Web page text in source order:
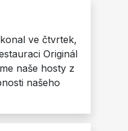
ve čtvrtek,
Originál
naše hosty z
našeho